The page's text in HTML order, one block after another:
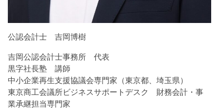
公認会計士 吉岡博樹
吉岡公認会計士事務所 代表
黒字社長塾 講師
中小企業再生支援協議会専門家（東京都、埼玉県）
東京商工会議所ビジネスサポートデスク 財務会計・事
業承継担当専門家